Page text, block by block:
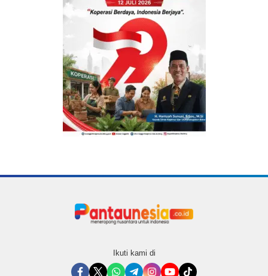
Ikuti kami di